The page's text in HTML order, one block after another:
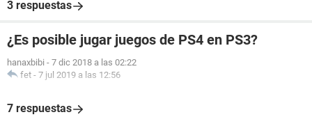
3 respuestas
¿Es posible jugar juegos de PS4 en PS3?
hanaxbibi - 7 dic 2018 a las 02:22
fet - 7 jul 2019 a las 12:56
7 respuestas